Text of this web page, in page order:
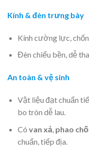
Kính & đèn trưng bày
Kính cường lực,
Đèn chiếu bền, dễ
An toàn & vệ sinh
Vật liệu đạt chuẩn
bo tròn dễ lau.
Có van xả phao
chuẩn, tiếp địa.